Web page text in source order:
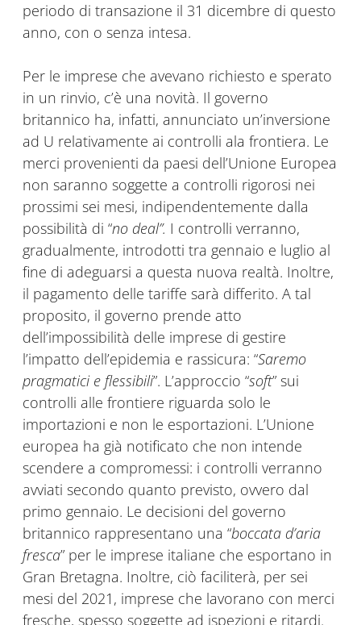
periodo di transazione il 31 dicembre di questo
anno, con o senza intesa.
Per le imprese che avevano richiesto e sperato
in un rinvio, c’è una novità. Il governo
britannico ha, infatti, annunciato un’inversione
ad U relativamente ai controlli ala frontiera. Le
merci provenienti da paesi dell’Unione Europea
non saranno soggette a controlli rigorosi nei
prossimi sei mesi, indipendentemente dalla
possibilità di “no deal”. I controlli verranno,
gradualmente, introdotti tra gennaio e luglio al
fine di adeguarsi a questa nuova realtà. Inoltre,
il pagamento delle tariffe sarà differito. A tal
proposito, il governo prende atto
dell’impossibilità delle imprese di gestire
l’impatto dell’epidemia e rassicura: “Saremo
pragmatici e flessibili”. L’approccio “soft” sui
controlli alle frontiere riguarda solo le
importazioni e non le esportazioni. L’Unione
europea ha già notificato che non intende
scendere a compromessi: i controlli verranno
avviati secondo quanto previsto, ovvero dal
primo gennaio. Le decisioni del governo
britannico rappresentano una “boccata d’aria
fresca” per le imprese italiane che esportano in
Gran Bretagna. Inoltre, ciò faciliterà, per sei
mesi del 2021, imprese che lavorano con merci
fresche, spesso soggette ad ispezioni e ritardi.